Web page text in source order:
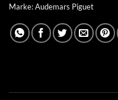
Marke:Audemars Piguet